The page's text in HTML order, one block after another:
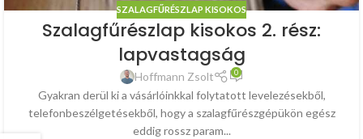
SZALAGFŰRÉSZLAP KISOKOS
Szalagfűrészlap kisokos 2. rész:
lapvastagság
Hoffmann Zsolt 0
Gyakran derül ki a vásárlóinkkal folytatott levelezésekből,
telefonbeszélgetésekből, hogy a szalagfűrészgépükön egész
eddig rossz param...